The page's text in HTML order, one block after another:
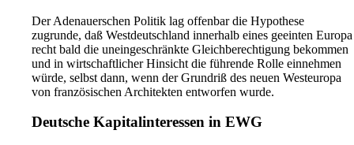
Der Adenauerschen Politik lag offenbar die Hypothese
zugrunde, daß Westdeutschland innerhalb eines geeinten Europa
recht bald die uneingeschränkte Gleichberechtigung bekommen
und in wirtschaftlicher Hinsicht die führende Rolle einnehmen
würde, selbst dann, wenn der Grundriß des neuen Westeuropa
von französischen Architekten entworfen wurde.
Deutsche Kapitalinteressen in EWG